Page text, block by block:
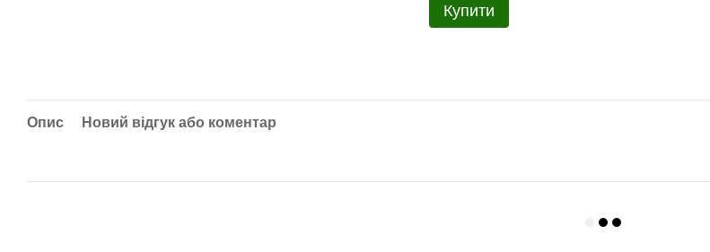
Купити
Опис Новий відгук або коментар